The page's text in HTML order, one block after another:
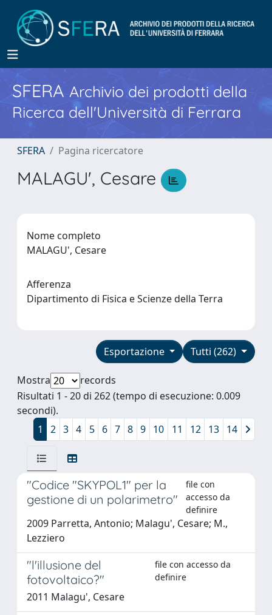
SFERA Archivio dei prodotti della
Ricerca dell'Università di Ferrara
SFERA Pagina ricercatore
MALAGU', Cesare
Nome completo
MALAGU', Cesare
Afferenza
Dipartimento di Fisica e Scienze della Terra
Tutti (262)
Esportazione
Mostra
records
Risultati 1 - 20 di 262 (tempo di esecuzione: 0.009
secondi).
1
2 3 4 5 6 7 8 9 10 11 12 13 14
"Codice "SKYPOL1" per la
gestione di un polarimetro"
file con
accesso da
definire
2009 Parretta, Antonio; Malagu', Cesare; M.,
Lezziero
"l'illusione del
fotovoltaico?"
file con accesso da
definire
2011 Malagu', Cesare